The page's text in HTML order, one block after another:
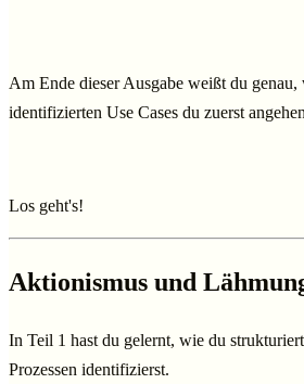
Am Ende dieser Ausgabe weißt du genau,
identifizierten Use Cases du zuerst
Los geht's!
Aktionismus und
In Teil 1 hast du gelernt, wie du
Prozessen identifizierst.